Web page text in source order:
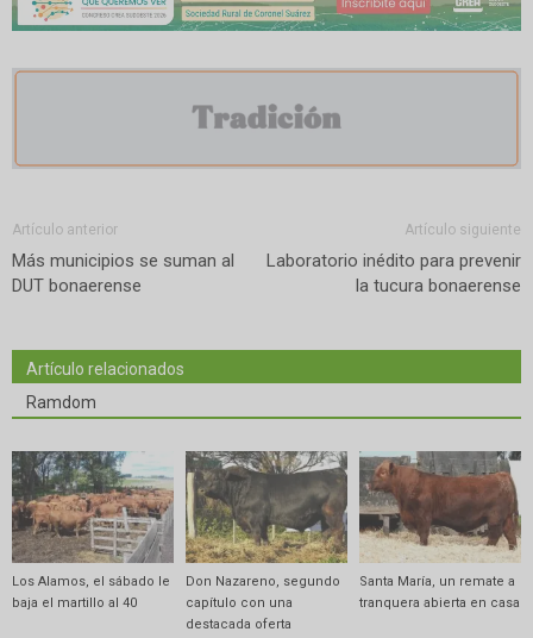
Artículo anterior
Más municipios se suman al
DUT bonaerense
Artículo siguiente
Laboratorio inédito para prevenir
la tucura bonaerense
Artículo relacionados
Ramdom
Los Alamos, el sábado le
baja el martillo al 40
Don Nazareno, segundo
capítulo con una
destacada oferta
Santa María, un remate a
tranquera abierta en casa